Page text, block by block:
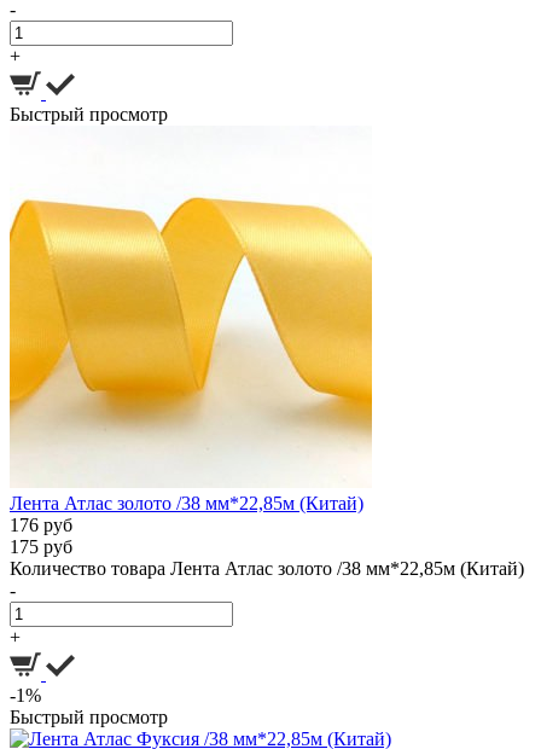
-
+
Быстрый просмотр
Лента Атлас золото /38 мм*22,85м (Китай)
176 руб
175 руб
Количество товара Лента Атлас золото /38 мм*22,85м (Китай)
-
+
-1%
Быстрый просмотр